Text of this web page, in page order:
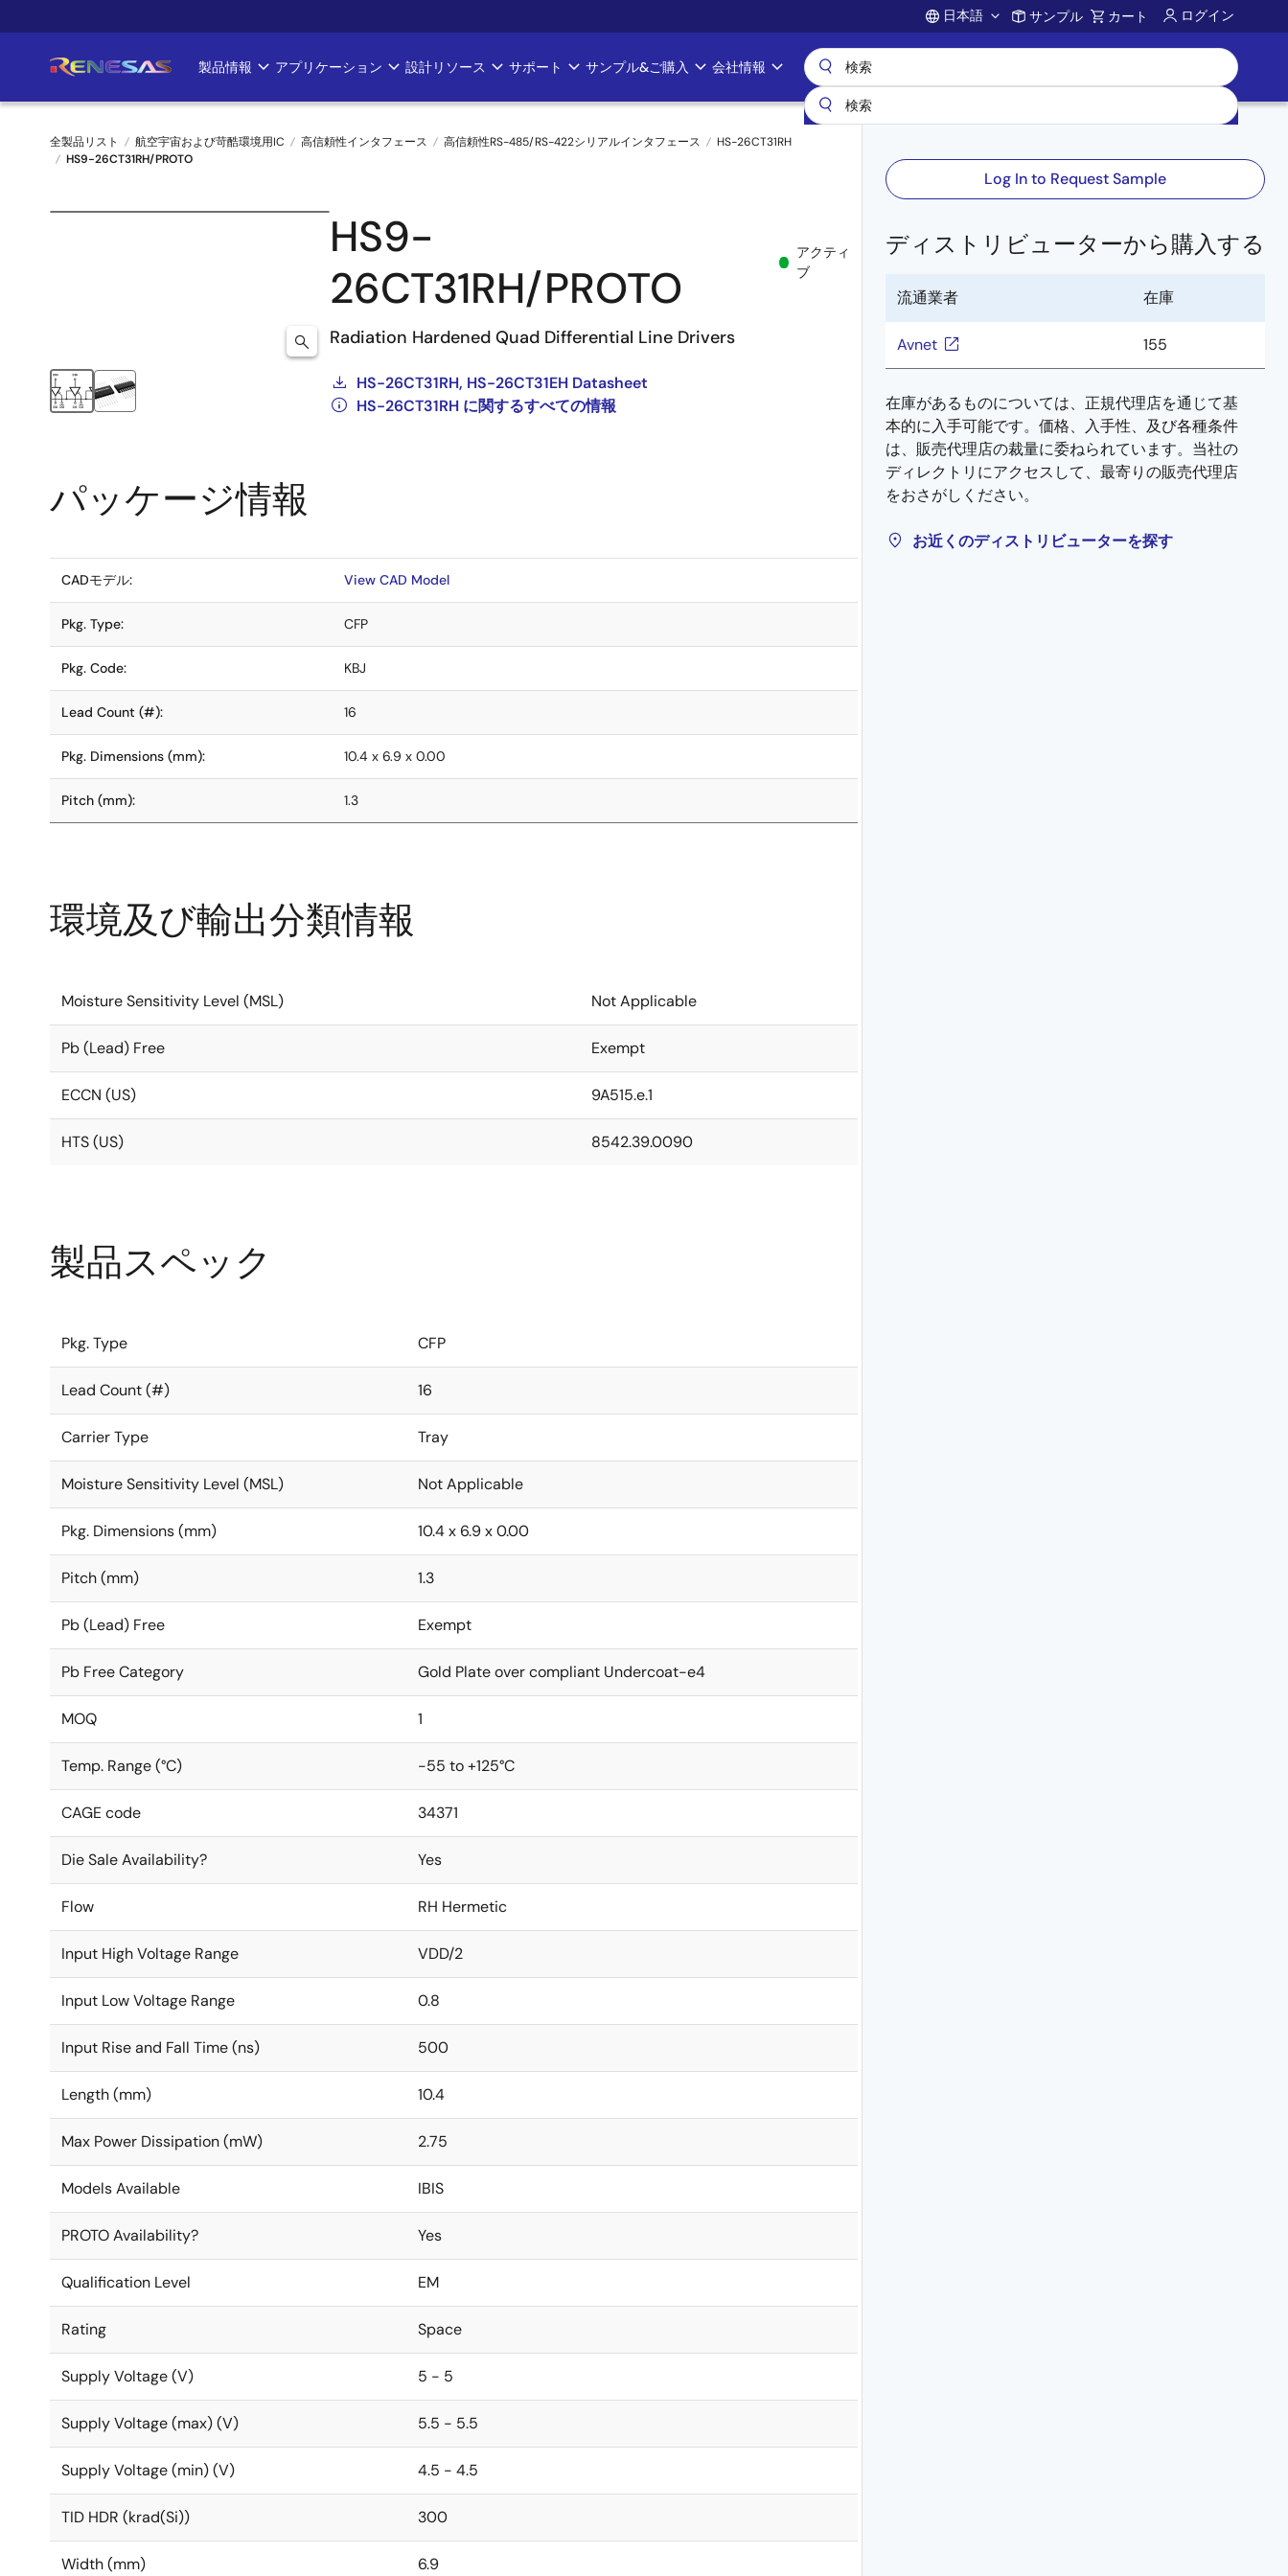
イ
ン
Account
日本語 サンプル カート ログイン
Main
navigation
製品情報 アプリケーション 設計リソース サポート サンプル&ご購入 会社情報
全製品リスト 航空宇宙および苛酷環境用IC 高信頼性インタフェース 高信頼性RS-485/RS-422シリアルインタフェース
HS-26CT31RH
HS9-26CT31RH/PROTO
HS9-
26CT31RH/PROTO
アクティ
ブ
Radiation Hardened Quad Differential Line Drivers
HS-26CT31RH, HS-26CT31EH Datasheet
HS-26CT31RH に関するすべての情報
Log In to Request Sample
ディストリビューターから購入する
流通業者 在庫
Avnet 155
在庫があるものについては、正規代理店を通じて基
本的に入手可能です。価格、入手性、及び各種条件
は、販売代理店の裁量に委ねられています。当社の
ディレクトリにアクセスして、最寄りの販売代理店
をおさがしください。
お近くのディストリビューターを探す
パッケージ情報
CADモデル: View CAD Model
Pkg. Type: CFP
Pkg. Code: KBJ
Lead Count (#): 16
Pkg. Dimensions (mm): 10.4 x 6.9 x 0.00
Pitch (mm): 1.3
環境及び輸出分類情報
Moisture Sensitivity Level (MSL) Not Applicable
Pb (Lead) Free Exempt
ECCN (US) 9A515.e.1
HTS (US) 8542.39.0090
製品スペック
Pkg. Type CFP
Lead Count (#) 16
Carrier Type Tray
Moisture Sensitivity Level (MSL) Not Applicable
Pkg. Dimensions (mm) 10.4 x 6.9 x 0.00
Pitch (mm) 1.3
Pb (Lead) Free Exempt
Pb Free Category Gold Plate over compliant Undercoat-e4
MOQ 1
Temp. Range (°C) -55 to +125°C
CAGE code 34371
Die Sale Availability? Yes
Flow RH Hermetic
Input High Voltage Range VDD/2
Input Low Voltage Range 0.8
Input Rise and Fall Time (ns) 500
Length (mm) 10.4
Max Power Dissipation (mW) 2.75
Models Available IBIS
PROTO Availability? Yes
Qualification Level EM
Rating Space
Supply Voltage (V) 5 - 5
Supply Voltage (max) (V) 5.5 - 5.5
Supply Voltage (min) (V) 4.5 - 4.5
TID HDR (krad(Si)) 300
Width (mm) 6.9